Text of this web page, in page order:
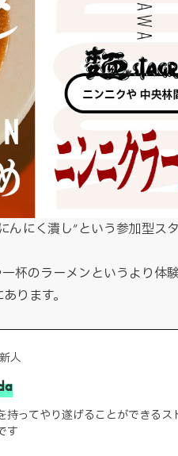
んにく潰し”という参加型ス
杯のラーメンというより体験
ります。
人
持ってやり遂げることができるス
す